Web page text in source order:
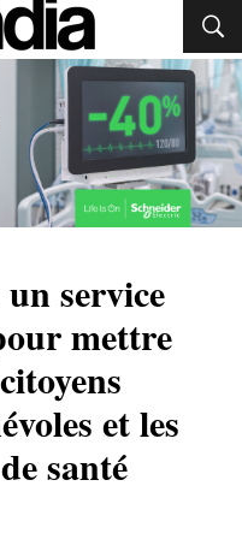
service
mettre
et les
santé